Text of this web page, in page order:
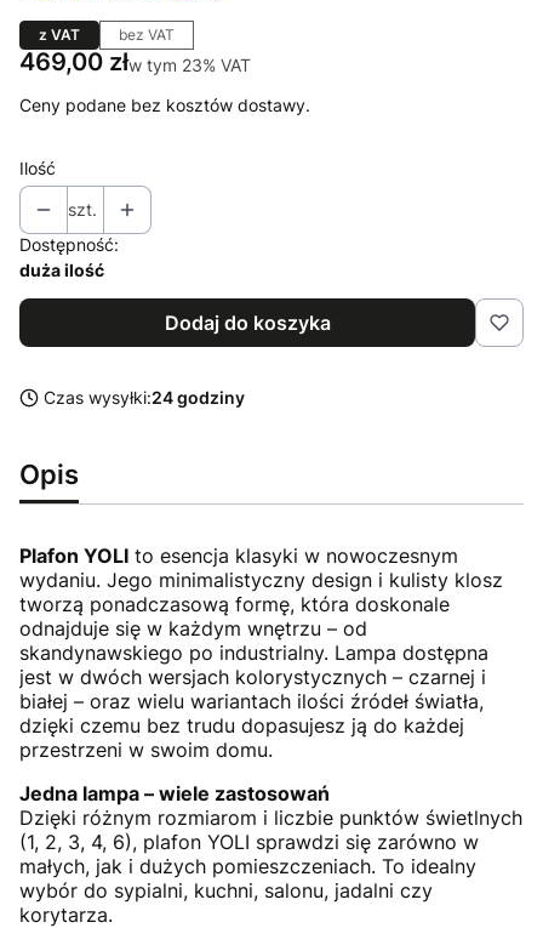
z VAT bez VAT
Cena
469,00 złw tym 23% VAT
w tym 23% VAT
Ceny podane bez kosztów dostawy.
Ilość
szt.
Dostępność:
duża ilość
Dodaj do koszyka
Czas wysyłki:24 godziny
Opis
Plafon YOLI to esencja klasyki w nowoczesnym
wydaniu. Jego minimalistyczny design i kulisty klosz
tworzą ponadczasową formę, która doskonale
odnajduje się w każdym wnętrzu – od
skandynawskiego po industrialny. Lampa dostępna
jest w dwóch wersjach kolorystycznych – czarnej i
białej – oraz wielu wariantach ilości źródeł światła,
dzięki czemu bez trudu dopasujesz ją do każdej
przestrzeni w swoim domu.
Jedna lampa – wiele zastosowań
Dzięki różnym rozmiarom i liczbie punktów świetlnych
(1, 2, 3, 4, 6), plafon YOLI sprawdzi się zarówno w
małych, jak i dużych pomieszczeniach. To idealny
wybór do sypialni, kuchni, salonu, jadalni czy
korytarza.